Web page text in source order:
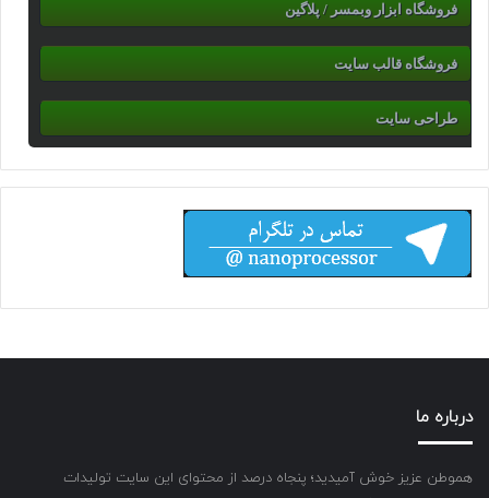
فروشگاه ابزار وبمسر / پلاگین
فروشگاه قالب سایت
طراحی سایت
درباره ما
هموطن عزیز خوش آمیدید؛ پنجاه درصد از محتوای این سایت تولیدات